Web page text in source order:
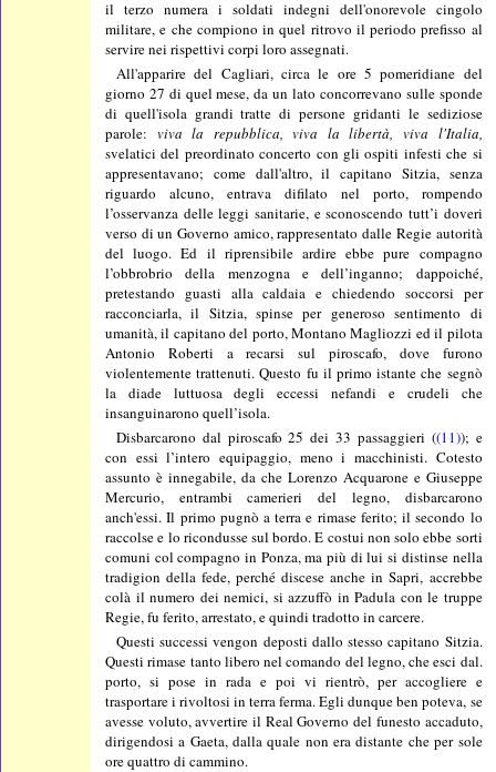
il terzo numera i soldati indegni dell'onorevole cingolo
militare, e che compiono in quel ritrovo il periodo prefisso al
servire nei rispettivi corpi loro assegnati.
All'apparire del Cagliari, circa le ore 5 pomeridiane del
giorno 27 di quel mese, da un lato concorrevano sulle sponde
di quell'isola grandi tratte di persone gridanti le sediziose
parole: viva la repubblica, viva la libertà, viva l'Italia,
svelatici del preordinato concerto con gli ospiti infesti che si
appresentavano; come dall'altro, il capitano Sitzia, senza
riguardo alcuno, entrava difilato nel porto, rompendo
l’osservanza delle leggi sanitarie, e sconoscendo tutt’i doveri
verso di un Governo amico, rappresentato dalle Regie autorità
del luogo. Ed il riprensibile ardire ebbe pure compagno
l’obbrobrio della menzogna e dell’inganno; dappoiché,
pretestando guasti alla caldaia e chiedendo soccorsi per
racconciarla, il Sitzia, spinse per generoso sentimento di
umanità, il capitano del porto, Montano Magliozzi ed il pilota
Antonio Roberti a recarsi sul piroscafo, dove furono
violentemente trattenuti. Questo fu il primo istante che segnò
la diade luttuosa degli eccessi nefandi e crudeli che
insanguinarono quell’isola.
Disbarcarono dal piroscafo 25 dei 33 passaggieri ((11)); e
con essi l’intero equipaggio, meno i macchinisti. Cotesto
assunto è innegabile, da che Lorenzo Acquarone e Giuseppe
Mercurio, entrambi camerieri del legno, disbarcarono
anch'essi. Il primo pugnò a terra e rimase ferito; il secondo lo
raccolse e lo ricondusse sul bordo. E costui non solo ebbe sorti
comuni col compagno in Ponza, ma più di lui si distinse nella
tradigion della fede, perché discese anche in Sapri, accrebbe
colà il numero dei nemici, si azzuffò in Padula con le truppe
Regie, fu ferito, arrestato, e quindi tradotto in carcere.
Questi successi vengon deposti dallo stesso capitano Sitzia.
Questi rimase tanto libero nel comando del legno, che esci dal.
porto, si pose in rada e poi vi rientrò, per accogliere e
trasportare i rivoltosi in terra ferma. Egli dunque ben poteva, se
avesse voluto, avvertire il Real Governo del funesto accaduto,
dirigendosi a Gaeta, dalla quale non era distante che per sole
ore quattro di cammino.